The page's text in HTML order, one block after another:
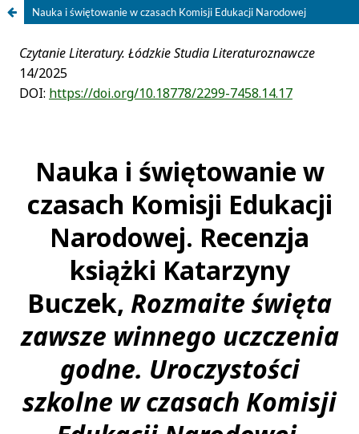
Nauka i świętowanie w czasach Komisji Edukacji Narodowej